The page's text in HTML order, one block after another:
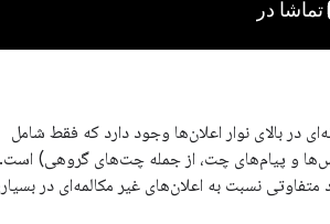
در بالای نوار اعلان‌ها وجود دارد که فقط شامل
تماس‌ها و پیام‌های چت، از جمله چت‌های گروهی) است.
متفاوتی نسبت به اعلان‌های غیر مکالمه‌ای در